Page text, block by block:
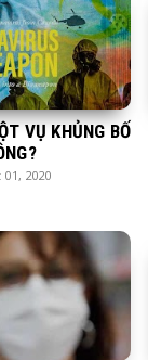
VỤ KHỦNG BỐ
2020